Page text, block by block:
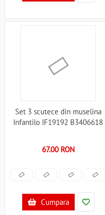
Set 3 scutece din muselina
Infantilo IF19192 B3406618
67.00 RON
Cumpara